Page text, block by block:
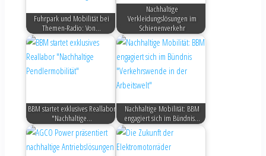
Fuhrpark und Mobilität bei
Themen-Radio: Von…
Nachhaltige
Verkleidungslösungen im
Schienenverkehr
BBM startet exklusives Reallabor
"Nachhaltige…
Nachhaltige Mobilität: BBM
engagiert sich im Bündnis…